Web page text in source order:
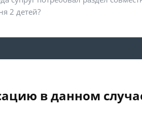
в данном